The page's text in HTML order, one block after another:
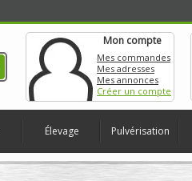
Mon compte
Mes commandes
Mes adresses
Mes annonces
Créer un compte
Élevage Pulvérisation